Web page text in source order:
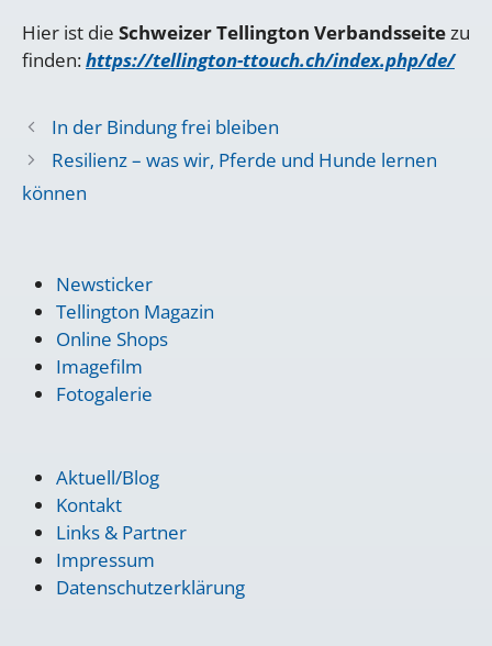
Hier ist die Schweizer Tellington Verbandsseitezu
finden:https://tellington-ttouch.ch/index.php/de/
In der Bindung frei bleiben
Resilienz – was wir, Pferde und Hunde lernen
können
Newsticker
Tellington Magazin
Online Shops
Imagefilm
Fotogalerie
Aktuell/Blog
Kontakt
Links & Partner
Impressum
Datenschutzerklärung